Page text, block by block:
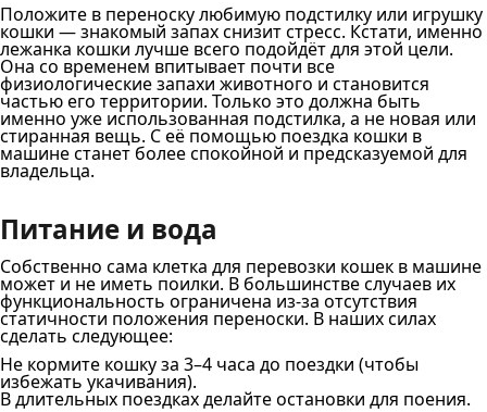
Положите в переноску любимую подстилку или игрушку
кошки — знакомый запах снизит стресс. Кстати, именно
лежанка кошки лучше всего подойдёт для этой цели.
Она со временем впитывает почти все
физиологические запахи животного и становится
частью его территории. Только это должна быть
именно уже использованная подстилка, а не новая или
стиранная вещь. С её помощью поездка кошки в
машине станет более спокойной и предсказуемой для
владельца.
Питание и вода
Собственно сама клетка для перевозки кошек в машине
может и не иметь поилки. В большинстве случаев их
функциональность ограничена из-за отсутствия
статичности положения переноски. В наших силах
сделать следующее:
Не кормите кошку за 3–4 часа до поездки (чтобы
избежать укачивания).
В длительных поездках делайте остановки для поения.